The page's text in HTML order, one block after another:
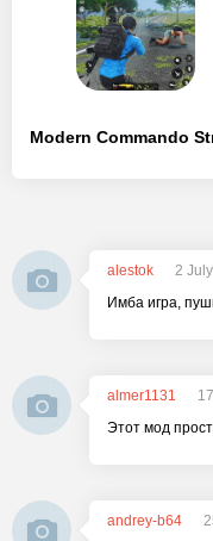
alestok
2
Имба игра,
almer1131
Этот мод
andrey-b64